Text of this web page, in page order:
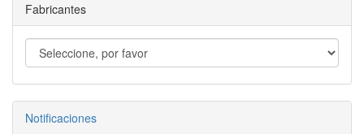
Fabricantes
Notificaciones